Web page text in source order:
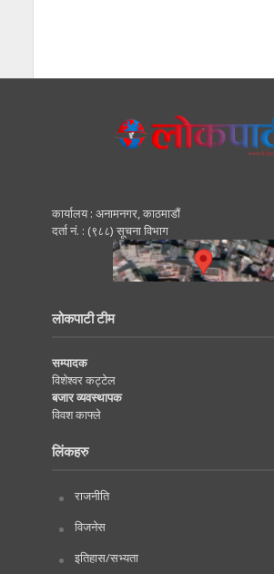
कार्यालय : अनामनगर, काठमाडाैं
दर्ता नं. : (९८८) सूचना विभाग
लोकपाटी टीम
सम्पादक
विशेश्वर कट्टेल
बजार व्यवस्थापक
विवश काफ्ले
लिंकहरु
राजनीति
विजनेस
इतिहास/सभ्यता